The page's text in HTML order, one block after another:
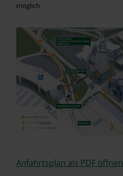
möglich
Anfahrtsplan als PDF öffnen